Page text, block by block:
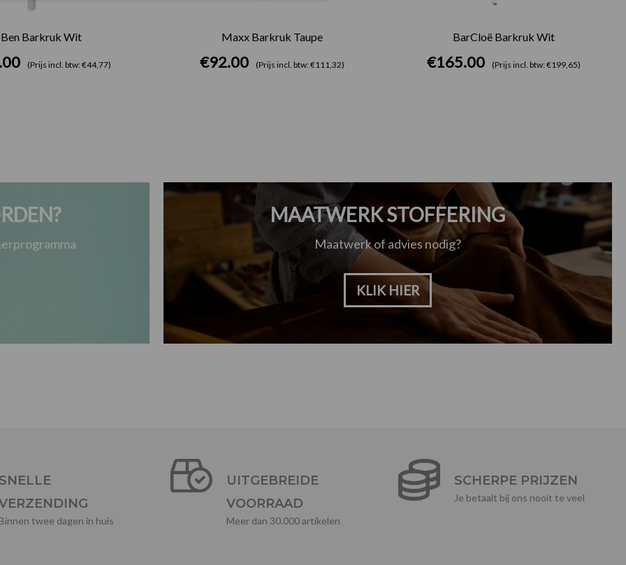
Ben Barkruk Wit
(Prijs incl. btw: €44,77)
Maxx Barkruk Taupe
€92.00 (Prijs incl. btw: €111,32)
BarCloë Barkruk Wit
€165.00 (Prijs incl. btw: €199,65)
MAATWERK STOFFERING
Maatwerk of advies nodig?
KLIK HIER
SNELLE
Binnen twee dagen in huis
UITGEBREIDE
VOORRAAD
Meer dan 30.000 artikelen
SCHERPE PRIJZEN
Je betaalt bij ons nooit te veel